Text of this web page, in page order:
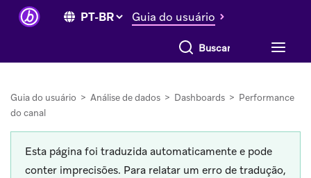
Guia do usuário
Buscar tudo
Guia do usuário > Análise de dados > Dashboards > Performance
do canal
Esta página foi traduzida automaticamente e pode
conter imprecisões. Para relatar um erro de tradução,